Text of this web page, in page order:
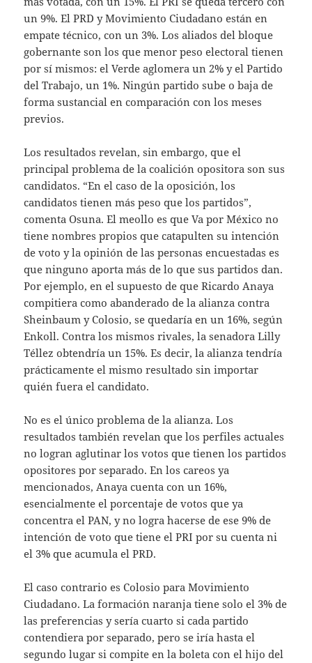
un 9%. El PRD y Movimiento Ciudadano están en
empate técnico, con un 3%. Los aliados del bloque
gobernante son los que menor peso electoral tienen
por sí mismos: el Verde aglomera un 2% y el Partido
del Trabajo, un 1%. Ningún partido sube o baja de
forma sustancial en comparación con los meses
previos.
Los resultados revelan, sin embargo, que el
principal problema de la coalición opositora son sus
candidatos. “En el caso de la oposición, los
candidatos tienen más peso que los partidos”,
comenta Osuna. El meollo es que Va por México no
tiene nombres propios que catapulten su intención
de voto y la opinión de las personas encuestadas es
que ninguno aporta más de lo que sus partidos dan.
Por ejemplo, en el supuesto de que Ricardo Anaya
compitiera como abanderado de la alianza contra
Sheinbaum y Colosio, se quedaría en un 16%, según
Enkoll. Contra los mismos rivales, la senadora Lilly
Téllez obtendría un 15%. Es decir, la alianza tendría
prácticamente el mismo resultado sin importar
quién fuera el candidato.
No es el único problema de la alianza. Los
resultados también revelan que los perfiles actuales
no logran aglutinar los votos que tienen los partidos
opositores por separado. En los careos ya
mencionados, Anaya cuenta con un 16%,
esencialmente el porcentaje de votos que ya
concentra el PAN, y no logra hacerse de ese 9% de
intención de voto que tiene el PRI por su cuenta ni
el 3% que acumula el PRD.
El caso contrario es Colosio para Movimiento
Ciudadano. La formación naranja tiene solo el 3% de
las preferencias y sería cuarto si cada partido
contendiera por separado, pero se iría hasta el
segundo lugar si compite en la boleta con el hijo del